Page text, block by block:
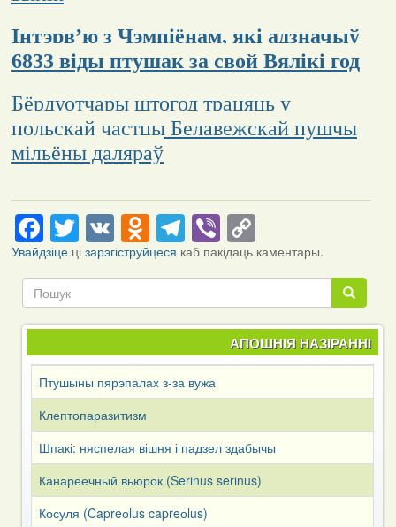
Інтэрв’ю з Чэмпіёнам, які адзначыў
6833 віды птушак за свой Вялікі год
Бёрдуотчары штогод трацяць у
польскай частцы Белавежскай пушчы
мільёны даляраў
Facebook
Twitter
VKOdnoklassniki
Telegram
ViberCopy
Link
Увайдзіцеці зарэгіструйцеся каб пакідаць каментары.
Пошук
Пошук
АПОШНІЯ НАЗІРАННІ
Птушыны пярэпалах з-за вужа
Клептопаразитизм
Шпакі: няспелая вішня і падзел здабычы
Канареечный вьюрок (Serinus serinus)
Косуля (Capreоlus capreоlus)